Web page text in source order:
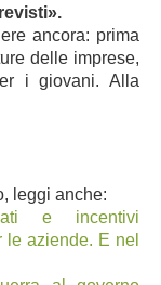
i».
ancora: prima
delle imprese,
i giovani. Alla
leggi anche:
e incentivi
aziende. E nel